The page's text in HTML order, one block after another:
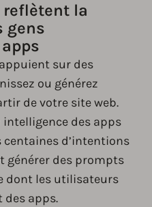
reflètent la
gens
sur des
ou générez
de votre site web.
intelligence des apps
d’intentions
générer des prompts
dont les utilisateurs
des apps.